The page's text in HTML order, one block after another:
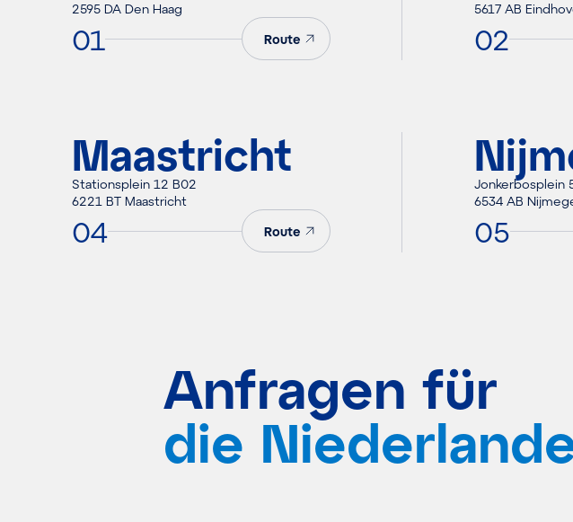
2595 DA Den Haag
01 Route
5617 AB
02
Maastricht
Stationsplein 12 B02
6221 BT Maastricht
04 Route
Jonkerbosplein
6534 AB
05
Anfragen für
die